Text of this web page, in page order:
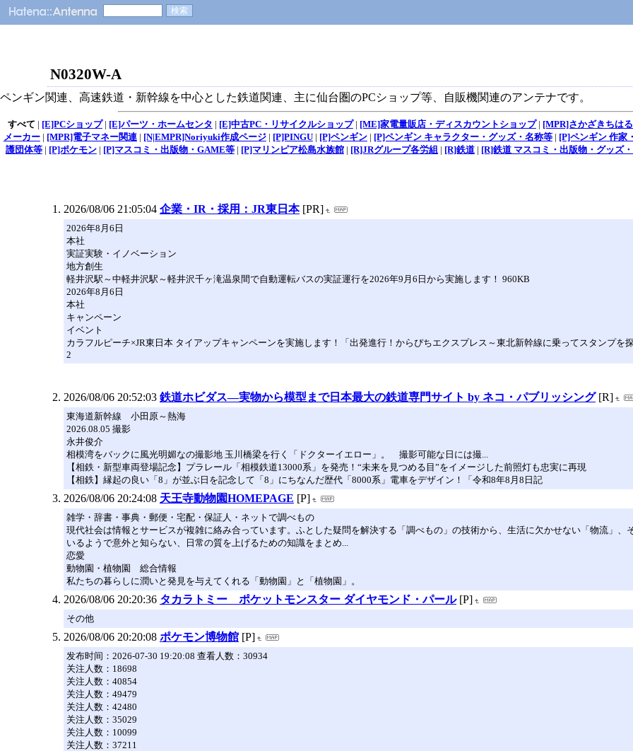
N0320W-A
ペンギン関連、高速鉄道・新幹線を中心とした鉄道関連、主に仙台圏のPCショップ等、自販機関連のアンテナです。
すべて | [E]PCショップ| [E]パーツ・ホームセンタ | [E]中古PC・リサイクルショップ| [ME]家電量販店・ディスカウントショップ| [MPR]さかざきちは
メーカー| [MPR]電子マネー関連| [N|EMPR]Noriyuki作成ページ| [P]PINGU| [P]ペンギン| [P]ペンギン キャラクター・グッズ・名称等| [P]ペンギン 作家
護団体等| [P]ポケモン| [P]マスコミ・出版物・GAME等| [P]マリンピア松島水族館| [R]JRグループ各労組 | [R]鉄道| [R]鉄道 マスコミ・出版物・グッズ
2026/08/06 21:05:04 企業・IR・採用：JR東日本 [PR]
2026年8月6日
本社
実証実験・イノベーション
地方創生
軽井沢駅～中軽井沢駅～軽井沢千ヶ滝温泉間で自動運転バスの実証運行を2026年9月6日から実施します！ 960KB
2026年8月6日
本社
キャンペーン
イベント
カラフルピーチ×JR東日本 タイアップキャンペーンを実施します！「出発進行！からぴちエクスプレス～東北新幹線に乗ってスタンプを
2
2026/08/06 20:52:03 鉄道ホビダス―実物から模型まで日本最大の鉄道専門サイト by ネコ・パブリッシング [R]
東海道新幹線 小田原～熱海
2026.08.05 撮影
永井俊介
相模湾をバックに風光明媚なの撮影地 玉川橋梁を行く「ドクターイエロー」。 撮影可能な日には撮...
【相鉄・新型車両登場記念】プラレール「相模鉄道13000系」を発売！“未来を見つめる目”をイメージした前照灯も忠実に再現
【相鉄】縁起の良い「8」が並ぶ日を記念して「8」にちなんだ歴代「8000系」電車をデザイン！「令和8年8月8日記
2026/08/06 20:24:08 天王寺動物園HOMEPAGE [P]
雑学・辞書・事典・郵便・宅配・保証人・ネットで調べもの
現代社会は情報とサービスが複雑に絡み合っています。ふとした疑問を解決する「調べもの」の技術から、生活に欠かせない「物流」
いるようで意外と知らない、日常の質を上げるための知識をまとめ...
恋愛
動物園・植物園 総合情報
私たちの暮らしに潤いと発見を与えてくれる「動物園」と「植物園」。
2026/08/06 20:20:36 タカラトミー ポケットモンスター ダイヤモンド・パール [P]
その他
2026/08/06 20:20:08 ポケモン博物館 [P]
发布时间：2026-07-30 19:20:08 查看人数：30934
关注人数：18698
关注人数：40854
关注人数：49479
关注人数：42480
关注人数：35029
关注人数：10099
关注人数：37211